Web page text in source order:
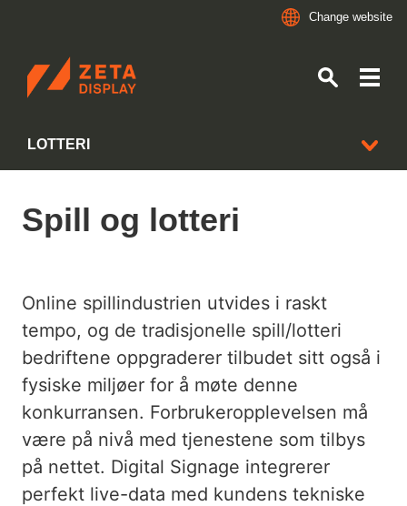
Change website
ZETADISPLAY NORWAY
LOTTERI
BRANSJER
FASTFOOD OG RESTAURANT
BIL
TRANSPORT OG REISELIV
INTERNKOMMUNIKASJON
Spill og lotteri
Online spillindustrien utvides i raskt
tempo, og de tradisjonelle spill/lotteri
bedriftene oppgraderer tilbudet sitt også i
fysiske miljøer for å møte denne
konkurransen. Forbrukeropplevelsen må
være på nivå med tjenestene som tilbys
på nettet. Digital Signage integrerer
perfekt live-data med kundens tekniske